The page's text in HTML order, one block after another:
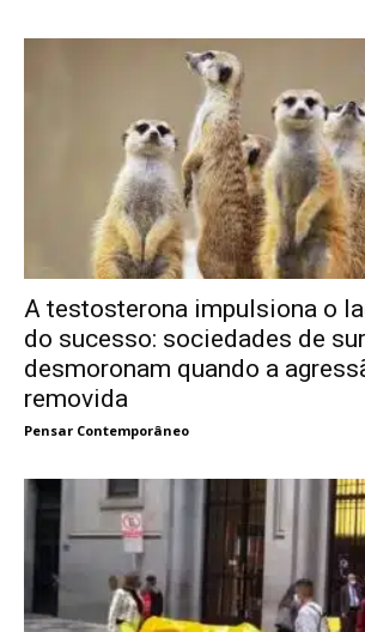
A testosterona impulsiona o
do sucesso: sociedades de
desmoronam quando a
removida
Pensar Contemporâneo